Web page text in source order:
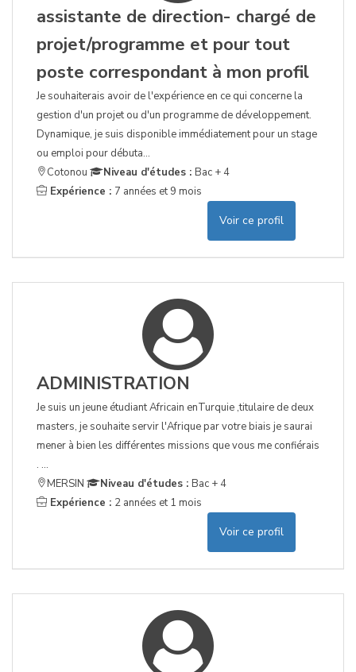
assistante de direction- chargé de
projet/programme et pour tout
poste correspondant à mon profil
Je souhaiterais avoir de l'expérience en ce qui concerne la
gestion d'un projet ou d'un programme de développement.
Dynamique, je suis disponible immédiatement pour un stage
ou emploi pour débuta...
Cotonou
Niveau d'études : Bac + 4
Expérience : 7 années et 9 mois
Voir ce profil
ADMINISTRATION
Je suis un jeune étudiant Africain enTurquie ,titulaire de deux
masters, je souhaite servir l'Afrique par votre biais je saurai
mener à bien les différentes missions que vous me confiérais
. ...
MERSIN
Niveau d'études : Bac + 4
Expérience : 2 années et 1 mois
Voir ce profil